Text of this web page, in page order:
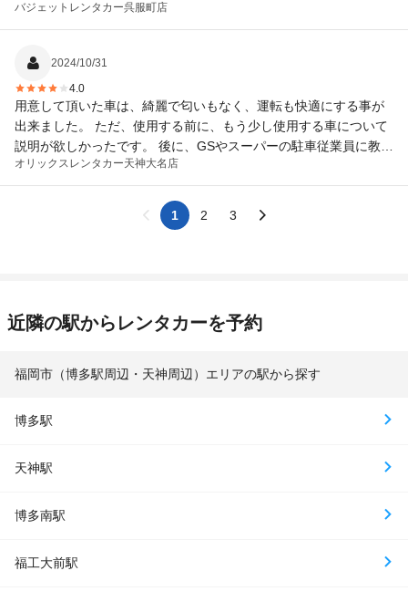
✌️
バジェットレンタカー呉服町店
2024/10/31
4.0
用意して頂いた車は、綺麗で匂いもなく、運転も快適にする事が
出来ました。 ただ、使用する前に、もう少し使用する車について
説明が欲しかったです。 後に、GSやスーパーの駐車従業員に教え
て頂きました。
オリックスレンタカー天神大名店
1 2 3
近隣の駅からレンタカーを予約
福岡市（博多駅周辺・天神周辺）エリアの駅から探す
博多駅
天神駅
博多南駅
福工大前駅